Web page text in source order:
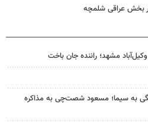
بخش عراقی شلمچه
وکیل‌آباد مشهد؛ راننده جان باخت
به سیما؛ مسعود شصت‌چی به مذاکره